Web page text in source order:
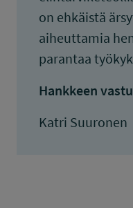
on ehkäistä
aiheuttamia
parantaa
Hankkeen
Katri Suuronen